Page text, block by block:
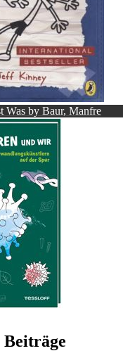
Was by Baur, Manfre
Beiträge